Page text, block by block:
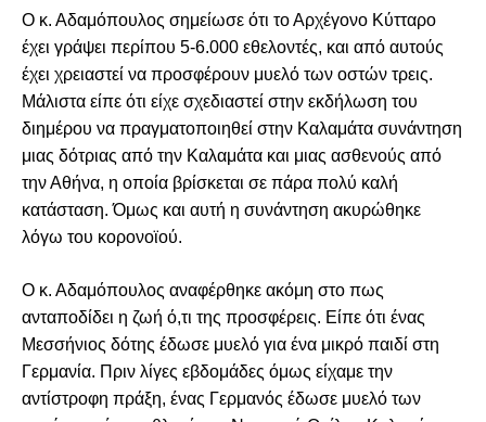
Ο κ. Αδαμόπουλος σημείωσε ότι το Αρχέγονο Κύτταρο
έχει γράψει περίπου 5-6.000 εθελοντές, και από αυτούς
έχει χρειαστεί να προσφέρουν μυελό των οστών τρεις.
Μάλιστα είπε ότι είχε σχεδιαστεί στην εκδήλωση του
διημέρου να πραγματοποιηθεί στην Καλαμάτα συνάντηση
μιας δότριας από την Καλαμάτα και μιας ασθενούς από
την Αθήνα, η οποία βρίσκεται σε πάρα πολύ καλή
κατάσταση. Όμως και αυτή η συνάντηση ακυρώθηκε
λόγω του κορονοϊού.
Ο κ. Αδαμόπουλος αναφέρθηκε ακόμη στο πως
ανταποδίδει η ζωή ό,τι της προσφέρεις. Είπε ότι ένας
Μεσσήνιος δότης έδωσε μυελό για ένα μικρό παιδί στη
Γερμανία. Πριν λίγες εβδομάδες όμως είχαμε την
αντίστροφη πράξη, ένας Γερμανός έδωσε μυελό των